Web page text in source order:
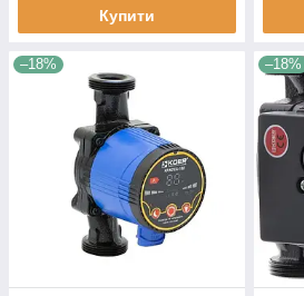
Купити
–18% –18%